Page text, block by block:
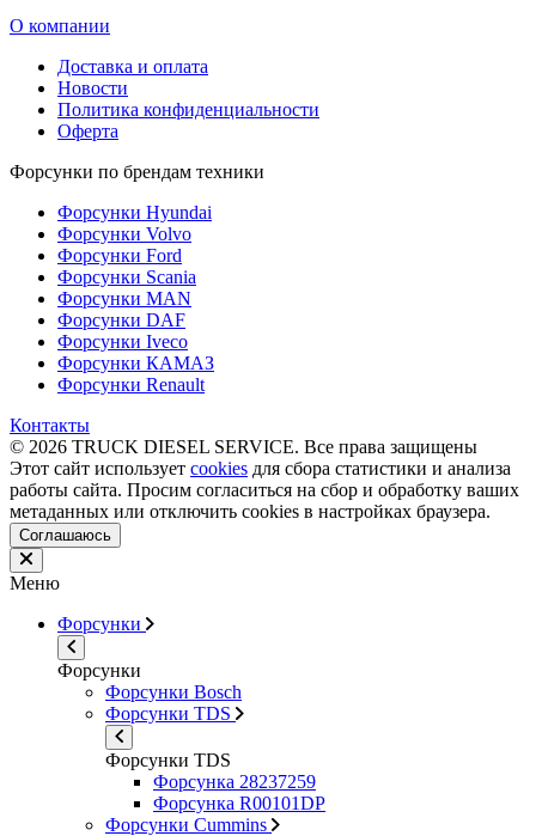
О компании
Доставка и оплата
Новости
Политика конфиденциальности
Оферта
Форсунки по брендам техники
Форсунки Hyundai
Форсунки Volvo
Форсунки Ford
Форсунки Scania
Форсунки MAN
Форсунки DAF
Форсунки Iveco
Форсунки КАМАЗ
Форсунки Renault
Контакты
© 2026 TRUCK DIESEL SERVICE. Все права защищены
Этот сайт использует cookies для сбора статистики и анализа
работы сайта. Просим согласиться на сбор и обработку ваших
метаданных или отключить cookies в настройках браузера.
Соглашаюсь
Меню
Форсунки
Форсунки
Форсунки Bosch
Форсунки TDS
Форсунки TDS
Форсунка 28237259
Форсунка R00101DP
Форсунки Cummins